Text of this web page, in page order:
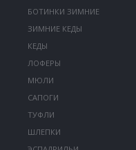
БОТИНКИ ЗИМНИЕ
ЗИМНИЕ КЕДЫ
КЕДЫ
ЛОФЕРЫ
МЮЛИ
САПОГИ
ТУФЛИ
ШЛЕПКИ